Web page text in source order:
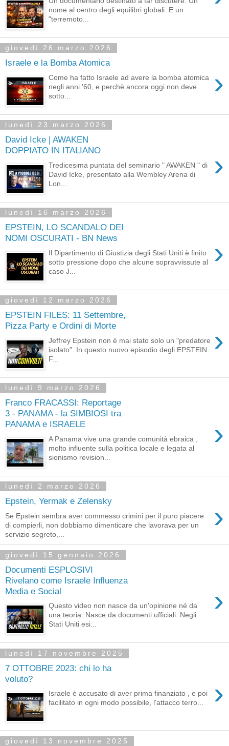
nome al centro degli equilibri globali. E un
"terremoto...
giovedì 26 marzo 2026
Israele e la Bomba Atomica
›
Come ha fatto Israele ad avere la bomba atomica
negli anni '60, e perchè ancora oggi non deve
sotto...
lunedì 23 marzo 2026
David Icke | AWAKEN
DOPPIATO IN ITALIANO
›
Tredicesima puntata del seminario " AWAKEN " di
David Icke, presentato alla Wembley Arena di
Lon...
lunedì 16 marzo 2026
EPSTEIN, LO SCANDALO DEI
NOMI OSCURATI - BN News
›
Il Dipartimento di Giustizia degli Stati Uniti è finito
sotto pressione dopo che alcune sopravvissute al
caso J...
giovedì 12 marzo 2026
EPSTEIN FILES: 11 Settembre,
Pizza Party e Ordini di Morte
›
Jeffrey Epstein non è mai stato solo un "predatore
isolato". In questo nuovo episodio degli EPSTEIN
F...
lunedì 9 marzo 2026
Franco FRACASSI: Reportage
3 - PANAMA - la SIMBIOSI tra
PANAMA e ISRAELE
›
A Panama vive una grande comunità ebraica ,
molto influente sulla politica locale e legata al
sionismo revision...
lunedì 2 marzo 2026
Epstein, Yermak e Zelensky ›
Se Epstein sembra aver commesso crimini per il puro piacere
di compierli, non dobbiamo dimenticare che lavorava per un
servizio segreto,...
giovedì 15 gennaio 2026
Documenti ESPLOSIVI
Rivelano come Israele Influenza
Media e Social
›
Questo video non nasce da un'opinione né da
una teoria. Nasce da documenti ufficiali. Negli
Stati Uniti esi...
lunedì 17 novembre 2025
7 OTTOBRE 2023: chi lo ha
voluto?
›
Israele è accusato di aver prima finanziato , e poi
facilitato in ogni modo possibile, l'attacco terro...
giovedì 13 novembre 2025